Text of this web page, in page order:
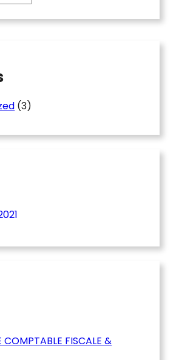
(3)
COMPTABLE FISCALE &